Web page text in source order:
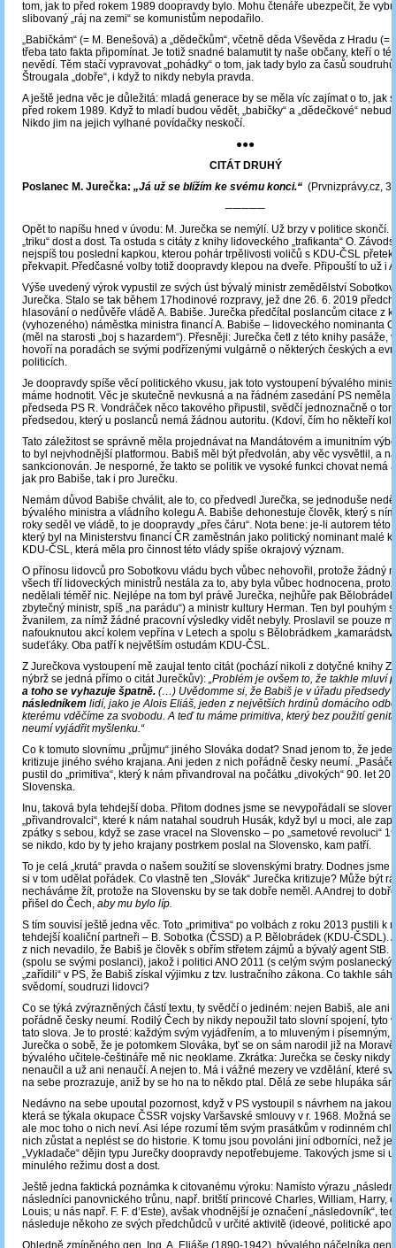
tom, jak to před rokem 1989 doopravdy bylo. Mohu čtenáře ubezpečit, že
slibovaný „ráj na zemi“ se komunistům nepodařilo.
„Babičkám“ (= M. Benešová) a „dědečkům“, včetně děda Vševěda z Hradu (=
třeba tato fakta připomínat. Je totiž snadné balamutit ty naše občany, kteří o
nevědí. Těm stačí vypravovat „pohádky“ o tom, jak tady bylo za časů
Štrougala „dobře“, i když to nikdy nebyla pravda.
A ještě jedna věc je důležitá: mladá generace by se měla víc zajímat o to, jak
před rokem 1989. Když to mladí budou vědět, „babičky“ a „dědečkové“
Nikdo jim na jejich vylhané povídačky neskočí.
●●●
CITÁT DRUHÝ
Poslanec M. Jurečka: „Já už se blížím ke svému konci.“ (Prvnizprávy.cz,
─────
Opět to napíšu hned v úvodu: M. Jurečka se nemýlí. Už brzy v politice skončí.
„triku“ dost a dost. Ta ostuda s citáty z knihy lidoveckého „trafikanta“ O.
nejspíš tou poslední kapkou, kterou pohár trpělivosti voličů s KDU-ČSL
překvapit. Předčasné volby totiž doopravdy klepou na dveře. Připouští to už i
Výše uvedený výrok vypustil ze svých úst bývalý ministr zemědělství
Jurečka. Stalo se tak během 17hodinové rozpravy, jež dne 26. 6. 2019
hlasování o nedůvěře vládě A. Babiše. Jurečka předčítal poslancům citace z
(vyhozeného) náměstka ministra financí A. Babiše – lidoveckého nominanta
(měl na starosti „boj s hazardem“). Přesněji: Jurečka četl z této knihy pasáže,
hovoří na poradách se svými podřízenými vulgárně o některých českých a
politicích.
Je doopravdy spíše věcí politického vkusu, jak toto vystoupení bývalého
máme hodnotit. Věc je skutečně nevkusná a na řádném zasedání PS neměla
předseda PS R. Vondráček něco takového připustil, svědčí jednoznačně o
předsedou, který u poslanců nemá žádnou autoritu. (Kdoví, čím ho někteří
Tato záležitost se správně měla projednávat na Mandátovém a imunitním
to byl nejvhodnější platformou. Babiš měl být předvolán, aby věc vysvětlil, a
sankcionován. Je nesporné, že takto se politik ve vysoké funkci chovat nemá
jak pro Babiše, tak i pro Jurečku.
Nemám důvod Babiše chválit, ale to, co předvedl Jurečka, se jednoduše
bývalého ministra a vládního kolegu A. Babiše dehonestuje člověk, který s
roky seděl ve vládě, to je doopravdy „přes čáru“. Nota bene: je-li autorem této
který byl na Ministerstvu financí ČR zaměstnán jako politický nominant malé
KDU-ČSL, která měla pro činnost této vlády spíše okrajový význam.
O přínosu lidovců pro Sobotkovu vládu bych vůbec nehovořil, protože žádný
všech tří lidoveckých ministrů nestála za to, aby byla vůbec hodnocena,
nedělali téměř nic. Nejlépe na tom byl právě Jurečka, nejhůře pak
zbytečný ministr, spíš „na parádu“) a ministr kultury Herman. Ten byl pouhým
žvanilem, za nímž žádné pracovní výsledky vidět nebyly. Proslavil se pouze
nafouknutou akcí kolem vepřína v Letech a spolu s Bělobrádkem
sudeťáky. Oba patří k největším ostudám KDU-ČSL.
Z Jurečkova vystoupení mě zaujal tento citát (pochází nikoli z dotyčné knihy
nýbrž se jedná přímo o citát Jurečkův): „Problém je ovšem to, že takhle mluví
a toho se vyhazuje špatně. (…) Uvědomme si, že Babiš je v úřadu předsedy
následníkem lidí, jako je Alois Eliáš, jeden z největších hrdinů domácího
kterému vděčíme za svobodu. A teď tu máme primitiva, který bez použití
neumí vyjádřit myšlenku.“
Co k tomuto slovnímu „průjmu“ jiného Slováka dodat? Snad jenom to, že
kritizuje jiného svého krajana. Ani jeden z nich pořádně česky neumí.
pustil do „primitiva“, který k nám přivandroval na počátku „divokých“ 90. let
Slovenska.
Inu, taková byla tehdejší doba. Přitom dodnes jsme se nevypořádali se
„přivandrovalci“, které k nám natahal soudruh Husák, když byl u moci, ale
zpátky s sebou, když se zase vracel na Slovensko – po „sametové revoluci“
se nikdo, kdo by ty jeho krajany postrkem poslal na Slovensko, kam patří.
To je celá „krutá“ pravda o našem soužití se slovenskými bratry. Dodnes jsme
si v tom udělat pořádek. Co vlastně ten „Slovák“ Jurečka kritizuje? Může být
necháváme žít, protože na Slovensku by se tak dobře neměl. A Andrej to
přišel do Čech, aby mu bylo líp.
S tím souvisí ještě jedna věc. Toto „primitiva“ po volbách z roku 2013 pustili k
tehdejší koaliční partneři – B. Sobotka (ČSSD) a P. Bělobrádek (KDU-ČSDL).
z nich nevadilo, že Babiš je člověk s obřím střetem zájmů a bývalý agent StB.
(spolu se svými poslanci), jakož i politici ANO 2011 (s celým svým
„zařídili“ v PS, že Babiš získal výjimku z tzv. lustračního zákona. Co takhle
svědomí, soudruzi lidovci?
Co se týká zvýrazněných částí textu, ty svědčí o jediném: nejen Babiš, ale ani
pořádně česky neumí. Rodilý Čech by nikdy nepoužil tato slovní spojení, tyto
tato slova. Je to prosté: každým svým vyjádřením, a to mluveným i písemným,
Jurečka o sobě, že je potomkem Slováka, byť se on sám narodil již na
bývalého učitele-češtináře mě nic neoklame. Zkrátka: Jurečka se česky nikdy
nenaučil a už ani nenaučí. A nejen to. Má i vážné mezery ve vzdělání, které
na sebe prozrazuje, aniž by se ho na to někdo ptal. Dělá ze sebe hlupáka
Nedávno na sebe upoutal pozornost, když v PS vystoupil s návrhem na
která se týkala okupace ČSSR vojsky Varšavské smlouvy v r. 1968. Možná se
ale moc toho o nich neví. Asi lépe rozumí těm svým prasátkům v rodinném
nich zůstat a neplést se do historie. K tomu jsou povoláni jiní odborníci, než je
„Vykladače“ dějin typu Jurečky doopravdy nepotřebujeme. Takových jsme si
minulého režimu dost a dost.
Ještě jedna faktická poznámka k citovanému výroku: Namísto výrazu
následníci panovnického trůnu, např. britští princové Charles, William, Harry,
Louis; u nás např. F. F. d’Este), avšak vhodnější je označení „následovník“,
následuje někoho ze svých předchůdců v určité aktivitě (ideové, politické